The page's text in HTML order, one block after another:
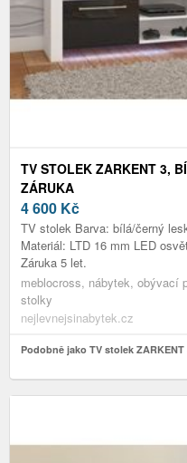
TV STOLEK ZARKENT 3,
ZÁRUKA
4 600 Kč
TV stolek Barva: bílá/černý
Materiál: LTD 16 mm LED
Záruka 5 let.
meblocross, nábytek, obývací
stolky
nejlevnejsinabytek.cz
Podobně jako TV stolek